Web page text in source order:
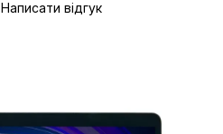
Написати відгук